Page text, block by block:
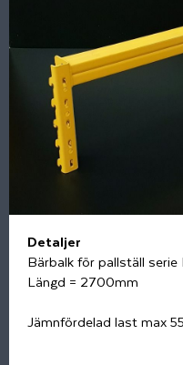
Detaljer
Bärbalk för pallställ
Längd = 2700mm
Jämnfördelad last max